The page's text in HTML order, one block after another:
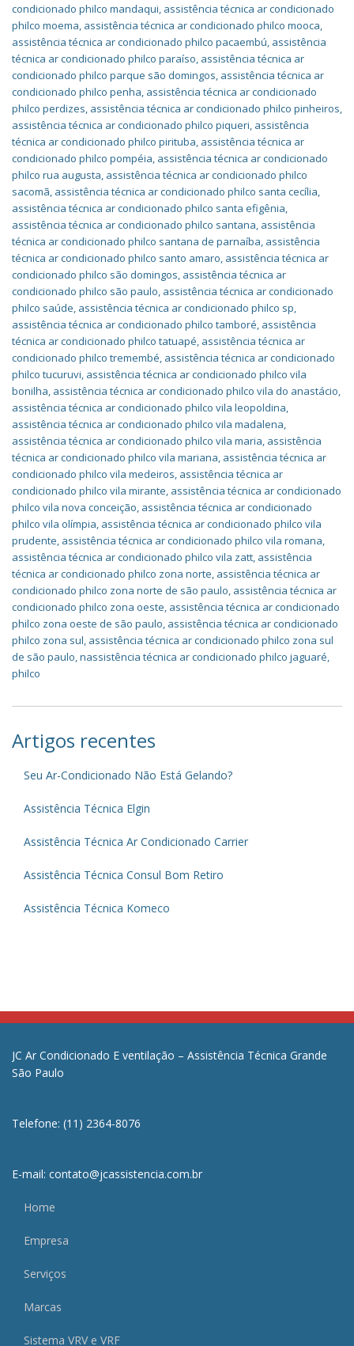
condicionado philco mandaqui, assistência técnica ar condicionado
philco moema, assistência técnica ar condicionado philco mooca,
assistência técnica ar condicionado philco pacaembú, assistência
técnica ar condicionado philco paraíso, assistência técnica ar
condicionado philco parque são domingos, assistência técnica ar
condicionado philco penha, assistência técnica ar condicionado
philco perdizes, assistência técnica ar condicionado philco pinheiros,
assistência técnica ar condicionado philco piqueri, assistência
técnica ar condicionado philco pirituba, assistência técnica ar
condicionado philco pompéia, assistência técnica ar condicionado
philco rua augusta, assistência técnica ar condicionado philco
sacomã, assistência técnica ar condicionado philco santa cecília,
assistência técnica ar condicionado philco santa efigênia,
assistência técnica ar condicionado philco santana, assistência
técnica ar condicionado philco santana de parnaíba, assistência
técnica ar condicionado philco santo amaro, assistência técnica ar
condicionado philco são domingos, assistência técnica ar
condicionado philco são paulo, assistência técnica ar condicionado
philco saúde, assistência técnica ar condicionado philco sp,
assistência técnica ar condicionado philco tamboré, assistência
técnica ar condicionado philco tatuapé, assistência técnica ar
condicionado philco tremembé, assistência técnica ar condicionado
philco tucuruvi, assistência técnica ar condicionado philco vila
bonilha, assistência técnica ar condicionado philco vila do anastácio,
assistência técnica ar condicionado philco vila leopoldina,
assistência técnica ar condicionado philco vila madalena,
assistência técnica ar condicionado philco vila maria, assistência
técnica ar condicionado philco vila mariana, assistência técnica ar
condicionado philco vila medeiros, assistência técnica ar
condicionado philco vila mirante, assistência técnica ar condicionado
philco vila nova conceição, assistência técnica ar condicionado
philco vila olímpia, assistência técnica ar condicionado philco vila
prudente, assistência técnica ar condicionado philco vila romana,
assistência técnica ar condicionado philco vila zatt, assistência
técnica ar condicionado philco zona norte, assistência técnica ar
condicionado philco zona norte de são paulo, assistência técnica ar
condicionado philco zona oeste, assistência técnica ar condicionado
philco zona oeste de são paulo, assistência técnica ar condicionado
philco zona sul, assistência técnica ar condicionado philco zona sul
de são paulo,nassistência técnica ar condicionado philco jaguaré,
philco
Artigos recentes
Seu Ar-Condicionado Não Está Gelando?
Assistência Técnica Elgin
Assistência Técnica Ar Condicionado Carrier
Assistência Técnica Consul Bom Retiro
Assistência Técnica Komeco
JC Ar Condicionado E ventilação – Assistência Técnica Grande
São Paulo
Telefone: (11) 2364-8076
E-mail: contato@jcassistencia.com.br
Home
Empresa
Serviços
Marcas
Sistema VRV e VRF